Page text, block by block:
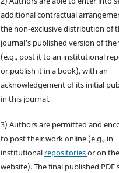
additional contractual
the non-exclusive distribution of
journal's published version of the
(e.g., post it to an institutional
or publish it in a book), with an
acknowledgement of its initial
in this journal.
3) Authors are permitted and
to post their work online (e.g., in
institutional repositoriesor on
website). The final published PDF